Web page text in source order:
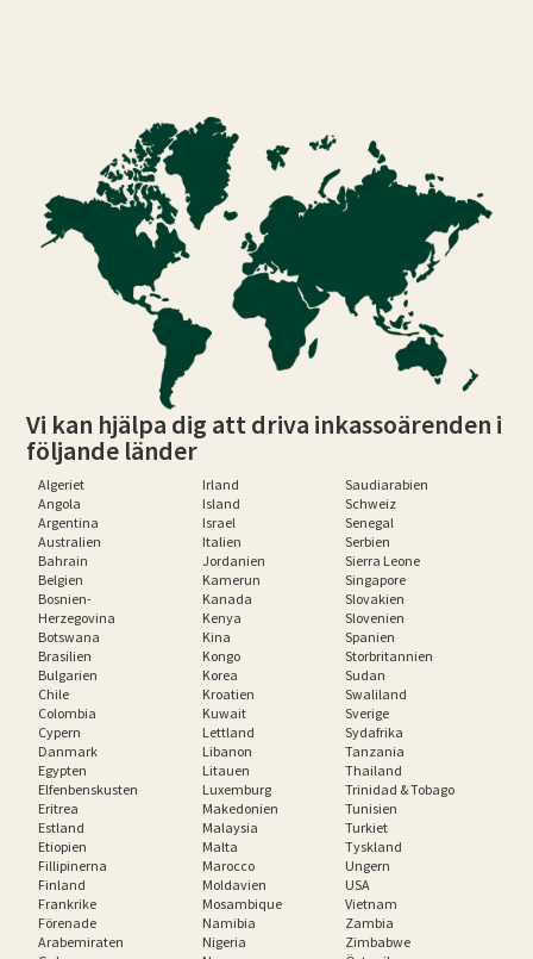
Vi kan hjälpa dig att driva inkassoärenden i
följande länder
Algeriet
Angola
Argentina
Australien
Bahrain
Belgien
Bosnien-
Herzegovina
Botswana
Brasilien
Bulgarien
Chile
Colombia
Cypern
Danmark
Egypten
Elfenbenskusten
Eritrea
Estland
Etiopien
Fillipinerna
Finland
Frankrike
Förenade
Arabemiraten
Irland
Island
Israel
Italien
Jordanien
Kamerun
Kanada
Kenya
Kina
Kongo
Korea
Kroatien
Kuwait
Lettland
Libanon
Litauen
Luxemburg
Makedonien
Malaysia
Malta
Marocco
Moldavien
Mosambique
Namibia
Nigeria
Saudiarabien
Schweiz
Senegal
Serbien
Sierra Leone
Singapore
Slovakien
Slovenien
Spanien
Storbritannien
Sudan
Swaliland
Sverige
Sydafrika
Tanzania
Thailand
Trinidad & Tobago
Tunisien
Turkiet
Tyskland
Ungern
USA
Vietnam
Zambia
Zimbabwe